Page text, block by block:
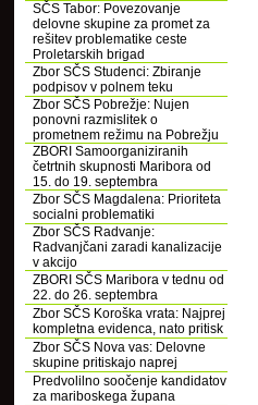
SČS Tabor: Povezovanje
delovne skupine za promet za
rešitev problematike ceste
Proletarskih brigad
Zbor SČS Studenci: Zbiranje
podpisov v polnem teku
Zbor SČS Pobrežje: Nujen
ponovni razmislitek o
prometnem režimu na Pobrežju
ZBORI Samoorganiziranih
četrtnih skupnosti Maribora od
15. do 19. septembra
Zbor SČS Magdalena: Prioriteta
socialni problematiki
Zbor SČS Radvanje:
Radvanjčani zaradi kanalizacije
v akcijo
ZBORI SČS Maribora v tednu od
22. do 26. septembra
Zbor SČS Koroška vrata: Najprej
kompletna evidenca, nato pritisk
Zbor SČS Nova vas: Delovne
skupine pritiskajo naprej
Predvolilno soočenje kandidatov
za mariboskega župana